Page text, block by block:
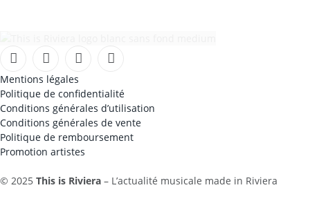
FacebookInstagramTikTok
YouTube
Mentions légales
Politique de confidentialité
Conditions générales d’utilisation
Conditions générales de vente
Politique de remboursement
Promotion artistes
© 2025 This is Riviera – L’actualité musicale made in Riviera